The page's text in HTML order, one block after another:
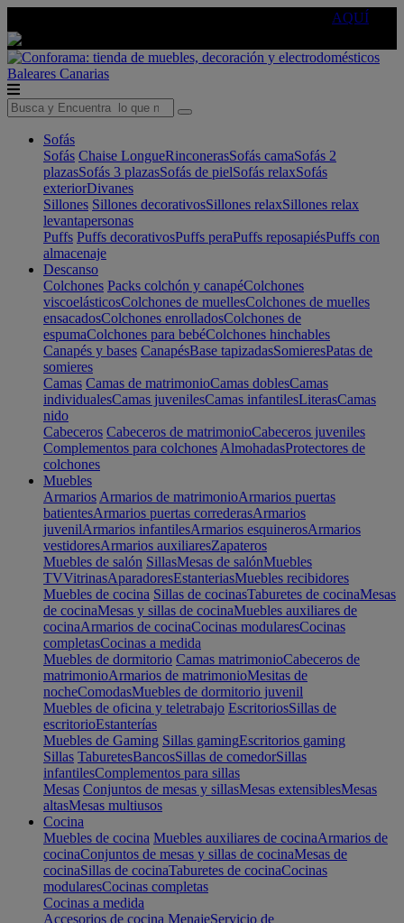
AQUÍ
Baleares Canarias
Sofás
Sofás Chaise LongueRinconerasSofás camaSofás 2
plazasSofás 3 plazasSofás de pielSofás relaxSofás
exteriorDivanes
Sillones Sillones decorativosSillones relaxSillones relax
levantapersonas
Puffs Puffs decorativosPuffs peraPuffs reposapiésPuffs con
almacenaje
Descanso
Colchones Packs colchón y canapéColchones
viscoelásticosColchones de muellesColchones de muelles
ensacadosColchones enrolladosColchones de
espumaColchones para bebéColchones hinchables
Canapés y bases CanapésBase tapizadasSomieresPatas de
somieres
Camas Camas de matrimonioCamas doblesCamas
individualesCamas juvenilesCamas infantilesLiterasCamas
nido
Cabeceros Cabeceros de matrimonioCabeceros juveniles
Complementos para colchones AlmohadasProtectores de
colchones
Muebles
Armarios Armarios de matrimonioArmarios puertas
batientesArmarios puertas correderasArmarios
juvenilArmarios infantilesArmarios esquinerosArmarios
vestidoresArmarios auxiliaresZapateros
Muebles de salón SillasMesas de salónMuebles
TVVitrinasAparadoresEstanteriasMuebles recibidores
Muebles de cocina Sillas de cocinasTaburetes de cocinaMesas
de cocinaMesas y sillas de cocinaMuebles auxiliares de
cocinaArmarios de cocinaCocinas modularesCocinas
completasCocinas a medida
Muebles de dormitorio Camas matrimonioCabeceros de
matrimonioArmarios de matrimonioMesitas de
nocheComodasMuebles de dormitorio juvenil
Muebles de oficina y teletrabajo EscritoriosSillas de
escritorioEstanterías
Muebles de Gaming Sillas gamingEscritorios gaming
Sillas TaburetesBancosSillas de comedorSillas
infantilesComplementos para sillas
Mesas Conjuntos de mesas y sillasMesas extensiblesMesas
altasMesas multiusos
Cocina
Muebles de cocina Muebles auxiliares de cocinaArmarios de
cocinaConjuntos de mesas y sillas de cocinaMesas de
cocinaSillas de cocinaTaburetes de cocinaCocinas
modularesCocinas completas
Cocinas a medida
Accesorios de cocina MenajeServicio de